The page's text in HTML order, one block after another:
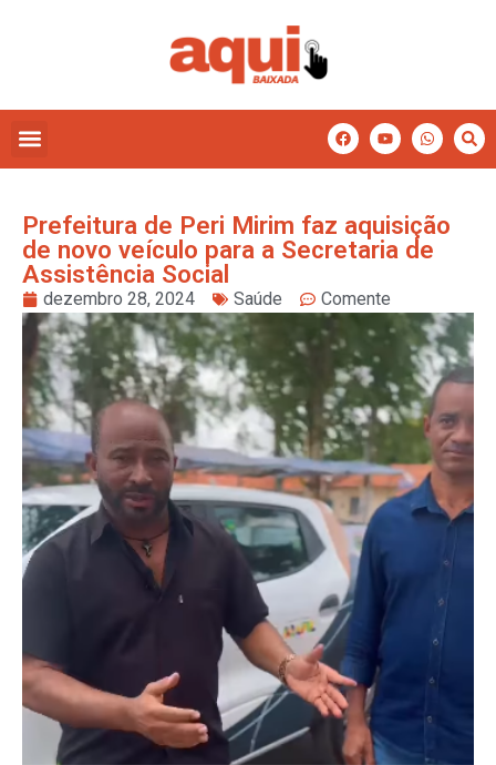
Prefeitura de Peri Mirim faz aquisição
de novo veículo para a Secretaria de
Assistência Social
dezembro 28, 2024 Saúde Comente